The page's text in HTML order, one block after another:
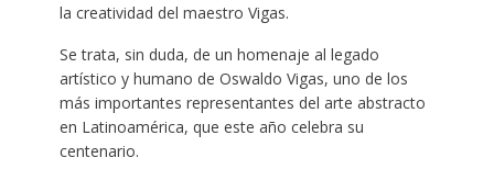
la creatividad del maestro Vigas.
Se trata, sin duda, de un homenaje al legado
artístico y humano de Oswaldo Vigas, uno de los
más importantes representantes del arte abstracto
en Latinoamérica, que este año celebra su
centenario.